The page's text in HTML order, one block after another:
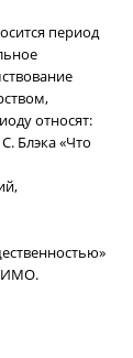
период
относят:
Блэка «Что